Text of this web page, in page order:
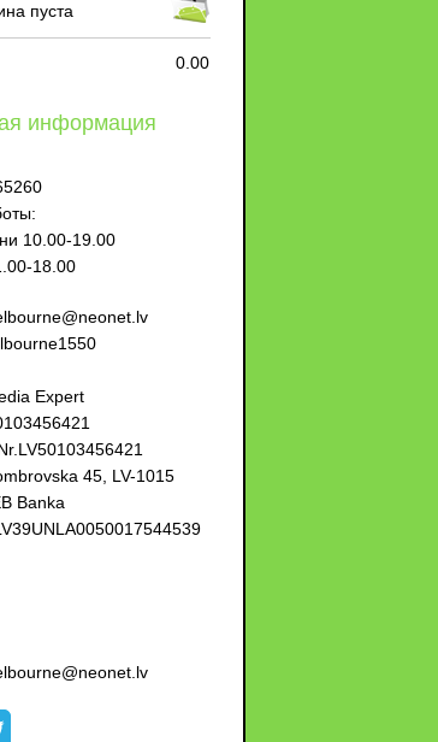
пуста
0.00
информация
10.00-19.00
18.00
Expert
45, LV-1015
Banka